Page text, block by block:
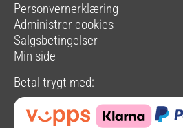
Personvernerklæring
Administrer cookies
Salgsbetingelser
Min side
Betal trygt med: